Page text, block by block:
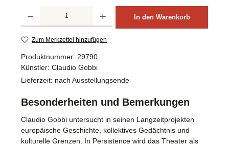
In den Warenkorb
Zum Merkzettel hinzufügen
Produktnummer: 29790
Künstler: Claudio Gobbi
Lieferzeit: nach Ausstellungsende
Besonderheiten und Bemerkungen
Claudio Gobbi untersucht in seinen Langzeitprojekten
europäische Geschichte, kollektives Gedächtnis und
kulturelle Grenzen. In Persistence wird das Theater als